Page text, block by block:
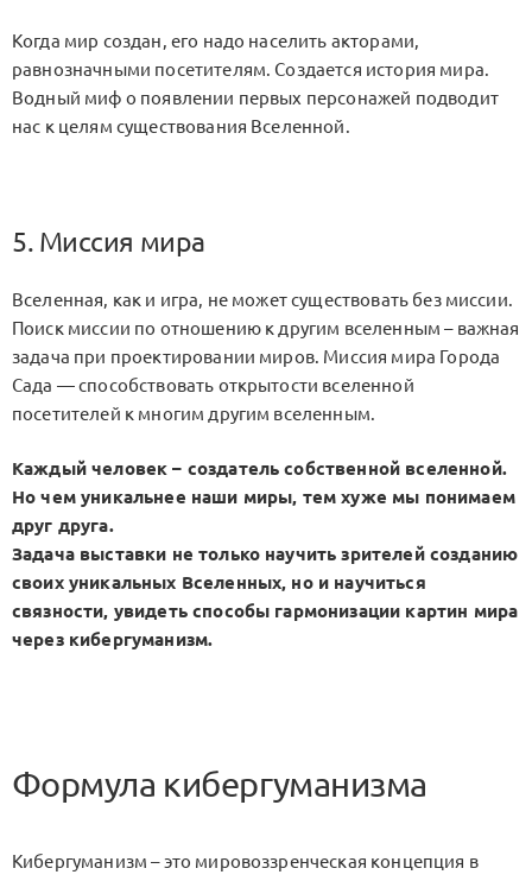
Когда мир создан, его надо населить акторами,
равнозначными посетителям. Создается история мира.
Водный миф о появлении первых персонажей подводит
нас к целям существования Вселенной.
5. Миссия мира
Вселенная, как и игра, не может существовать без миссии.
Поиск миссии по отношению к другим вселенным – важная
задача при проектировании миров. Миссия мира Города
Сада — способствовать открытости вселенной
посетителей к многим другим вселенным.
Каждый человек – создатель собственной вселенной.
Но чем уникальнее наши миры, тем хуже мы понимаем
друг друга.
Задача выставки не только научить зрителей созданию
своих уникальных Вселенных, но и научиться
связности, увидеть способы гармонизации картин мира
через кибергуманизм.
Формула кибергуманизма
Кибергуманизм – это мировоззренческая концепция в